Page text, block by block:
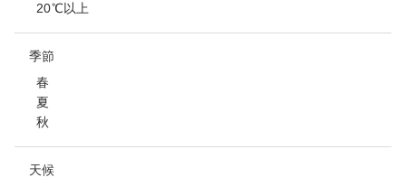
20℃以上
季節
春
夏
秋
天候